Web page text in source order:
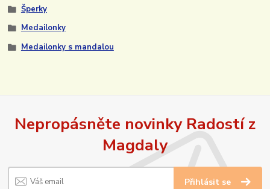
Šperky
Medailonky
Medailonky s mandalou
Nepropásněte novinky Radostí z
Magdaly
Přihlásit se